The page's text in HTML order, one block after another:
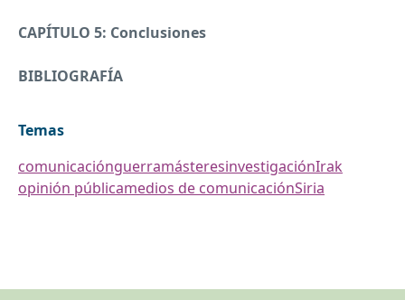
CAPÍTULO 5: Conclusiones
BIBLIOGRAFÍA
Temas
comunicaciónguerramásteresinvestigaciónIrak
opinión públicamedios de comunicaciónSiria